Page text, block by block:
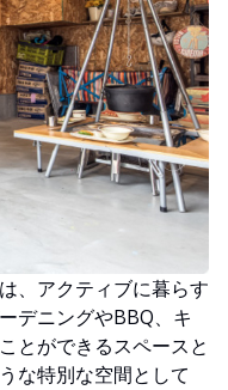
、アクティブに暮らす
デニングやBBQ、キ
とができるスペースと
な特別な空間として